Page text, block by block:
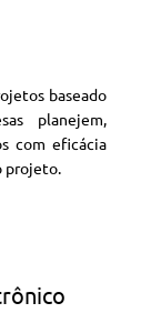
baseado
planejem,
com eficácia
projeto.